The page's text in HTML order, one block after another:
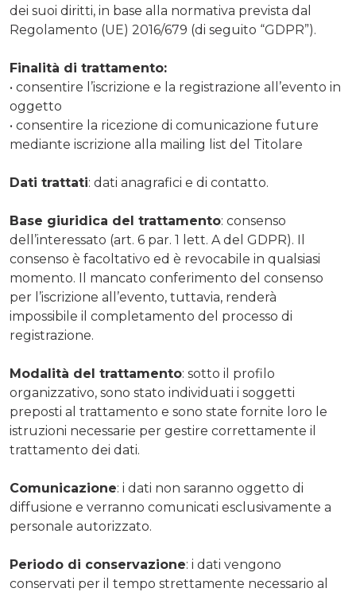
dei suoi diritti, in base alla normativa prevista dal
Regolamento (UE) 2016/679 (di seguito “GDPR”).
Finalità di trattamento:
• consentire l’iscrizione e la registrazione all’evento in
oggetto
• consentire la ricezione di comunicazione future
mediante iscrizione alla mailing list del Titolare
Dati trattati: dati anagrafici e di contatto.
Base giuridica del trattamento: consenso
dell’interessato (art. 6 par. 1 lett. A del GDPR). Il
consenso è facoltativo ed è revocabile in qualsiasi
momento. Il mancato conferimento del consenso
per l’iscrizione all’evento, tuttavia, renderà
impossibile il completamento del processo di
registrazione.
Modalità del trattamento: sotto il profilo
organizzativo, sono stato individuati i soggetti
preposti al trattamento e sono state fornite loro le
istruzioni necessarie per gestire correttamente il
trattamento dei dati.
Comunicazione: i dati non saranno oggetto di
diffusione e verranno comunicati esclusivamente a
personale autorizzato.
Periodo di conservazione: i dati vengono
conservati per il tempo strettamente necessario al